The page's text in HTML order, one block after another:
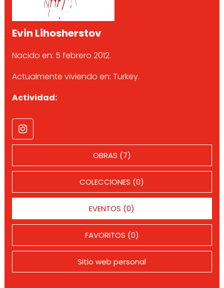
Evin Lihosherstov
Nacido en: 5 febrero 2012.
Actualmente viviendo en: Turkey.
Actividad:
OBRAS (7)
COLECCIONES (0)
EVENTOS (0)
FAVORITOS (0)
Sitio web personal